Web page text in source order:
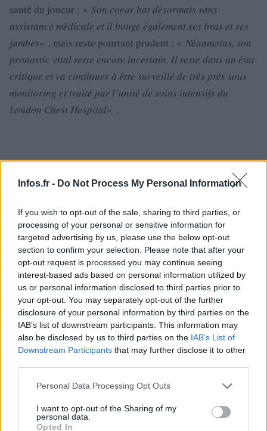
Infos.fr - Do Not Process My Personal Information
If you wish to opt-out of the sale, sharing to third parties, or
processing of your personal or sensitive information for
targeted advertising by us, please use the below opt-out
section to confirm your selection. Please note that after your
opt-out request is processed you may continue seeing
interest-based ads based on personal information utilized by
us or personal information disclosed to third parties prior to
your opt-out. You may separately opt-out of the further
disclosure of your personal information by third parties on the
IAB’s list of downstream participants. This information may
also be disclosed by us to third parties on the IAB’s List of
Downstream Participants that may further disclose it to other
Please note that this website/app uses one or more Google
not limited to your visit or usage behaviour. You may click to
grant or deny consent to Google and its third-party tags to
Personal Data Processing Opt Outs
I want to opt-out of the Sharing of my
personal data.
Opted In
santé du joueur : « Son coeur bat désormais sans
assistance médicale et il bouge également ses bras et ses
jambes« , mais reste pourtant prudent : « Néanmoins, son
pronostic vital reste encore incertain. Il reste dans un état
critique et va continuer à être surveillé de très près sous
monitoring et traité par l’unité de soins intensifs du
London Chest Hospital« .